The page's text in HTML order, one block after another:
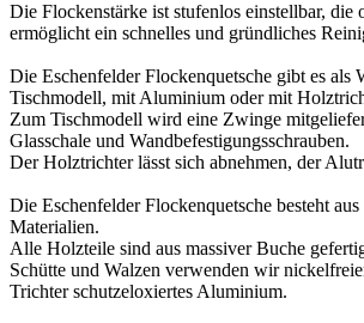
Die Flockenstärke ist stufenlos einstellbar, die
ermöglicht ein schnelles und gründliches
Die Eschenfelder Flockenquetsche gibt es als
Tischmodell, mit Aluminium oder mit
Zum Tischmodell wird eine Zwinge
Glasschale und Wandbefestigungsschrauben.
Der Holztrichter lässt sich abnehmen, der
Die Eschenfelder Flockenquetsche besteht
Materialien.
Alle Holzteile sind aus massiver Buche
Schütte und Walzen verwenden wir
Trichter schutzeloxiertes Aluminium.